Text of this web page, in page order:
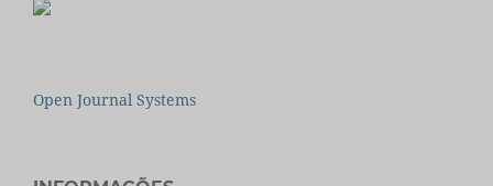
Open Journal Systems